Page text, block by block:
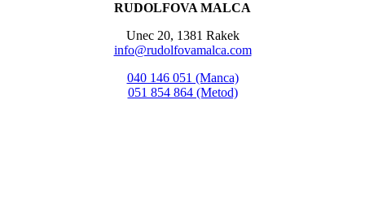
RUDOLFOVA MALCA
Unec 20, 1381 Rakek
info@rudolfovamalca.com
040 146 051 (Manca)
051 854 864 (Metod)